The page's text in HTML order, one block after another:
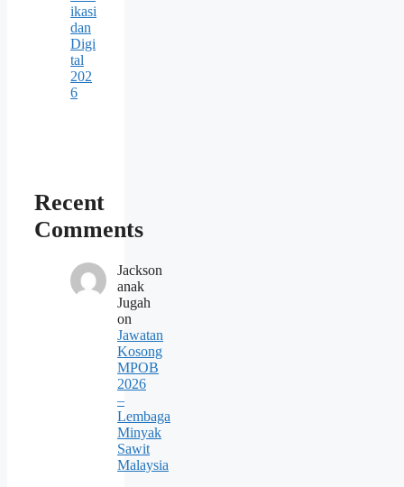
ikasi
dan
Digi
tal
202
6
Recent
Comments
Jackson
anak
Jugah
on
Jawatan
Kosong
MPOB
2026
–
Lembaga
Minyak
Sawit
Malaysia